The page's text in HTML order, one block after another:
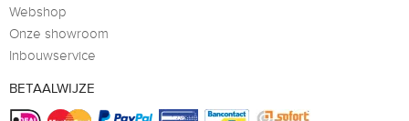
Webshop
Onze showroom
Inbouwservice
BETAALWIJZE